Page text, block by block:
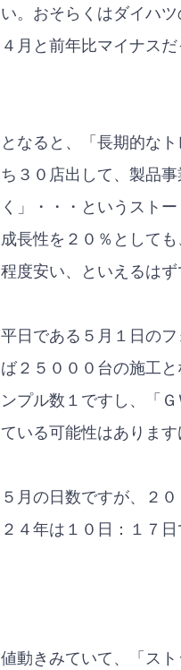
い。おそらくはダイハ
４月と前年比マイナスだ
となると、「長期的な
ち３０店出して、製品
く」・・・というスト
成長性を２０％として
程度安い、といえるはず
平日である５月１日の
ば２５０００台の施工
ンプル数１ですし、「
ている可能性はあります
５月の日数ですが、２
２４年は１０日：１７
値動きみていて、「ス